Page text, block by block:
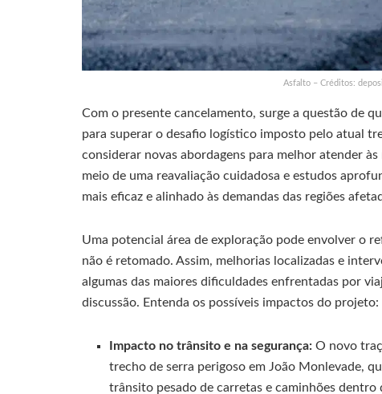
Asfalto – Créditos:
Com o presente cancelamento, surge a questão de
para superar o desafio logístico imposto pelo atual
considerar novas abordagens para melhor atender
meio de uma reavaliação cuidadosa e estudos
mais eficaz e alinhado às demandas das regiões
Uma potencial área de exploração pode envolver o
não é retomado. Assim, melhorias localizadas e
algumas das maiores dificuldades enfrentadas por
discussão. Entenda os possíveis impactos do projeto:
Impacto no trânsito e na segurança: O novo
trecho de serra perigoso em João Monlevade,
trânsito pesado de carretas e caminhões